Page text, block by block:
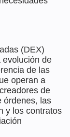
(DEX)
evolución de
de las
operan a
de
órdenes, las
y los contratos